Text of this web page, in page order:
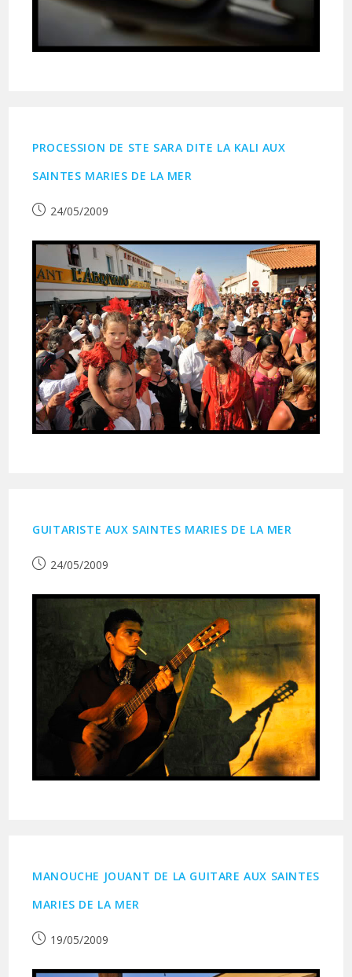
PROCESSION DE STE SARA DITE LA KALI AUX
SAINTES MARIES DE LA MER
Publication
24/05/2009
GUITARISTE AUX SAINTES MARIES DE LA MER
Publication
24/05/2009
MANOUCHE JOUANT DE LA GUITARE AUX SAINTES
MARIES DE LA MER
Publication
19/05/2009